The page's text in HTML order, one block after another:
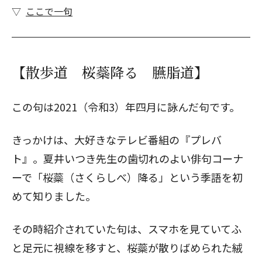
ここで一句
【散歩道 桜蘂降る 臙脂道】
この句は2021（令和3）年四月に詠んだ句です。
きっかけは、大好きなテレビ番組の『プレバ
ト』。夏井いつき先生の歯切れのよい俳句コーナ
ーで「桜蘂（さくらしべ）降る」という季語を初
めて知りました。
その時紹介されていた句は、スマホを見ていてふ
と足元に視線を移すと、桜蘂が散りばめられた絨